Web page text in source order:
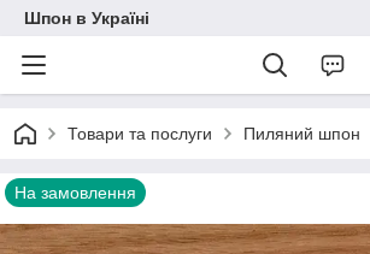
Шпон в Україні
Товари та послуги Пиляний шпон
На замовлення